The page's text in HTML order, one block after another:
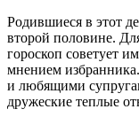
Родившиеся в этот
второй половине.
гороскоп советует
мнением
и любящими
дружеские теплые